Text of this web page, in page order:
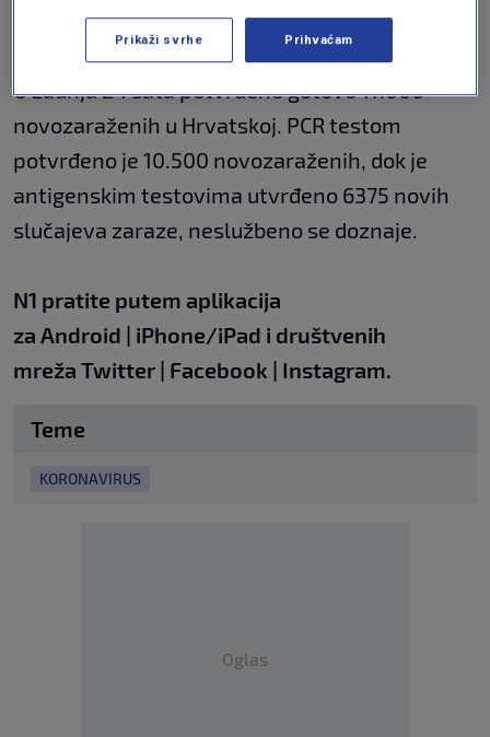
U zadnja 24 sata potvrđeno gotovo 17.000
novozaraženih u Hrvatskoj. PCR testom
potvrđeno je 10.500 novozaraženih, dok je
antigenskim testovima utvrđeno 6375 novih
slučajeva zaraze, neslužbeno se doznaje.
N1 pratite putem aplikacija
za Android | iPhone/iPad i društvenih
mreža Twitter | Facebook | Instagram.
Teme
KORONAVIRUS
Oglas
Prikaži svrhe Prihvaćam